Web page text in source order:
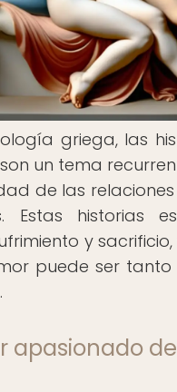
griega, las
un tema
de las
Estas historias
y
puede ser tanto
apasionado